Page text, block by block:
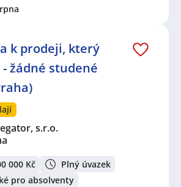
k prodeji, který
žádné studené
s.r.o.
000 Kč
Plný úvazek
pro absolventy